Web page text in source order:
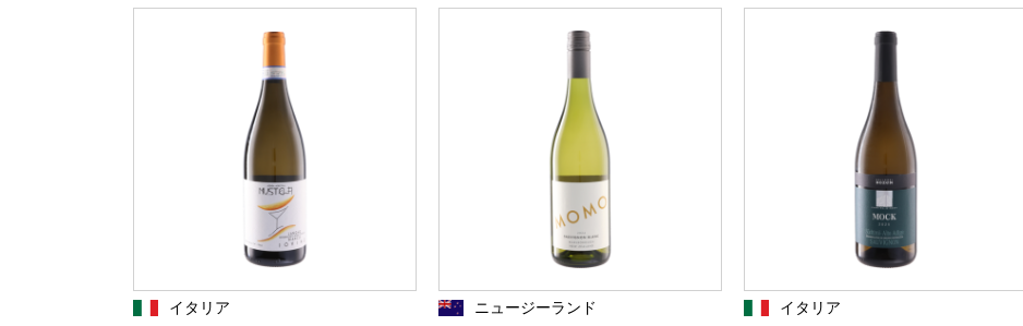
イタリア
ニュージーランド
イタリア